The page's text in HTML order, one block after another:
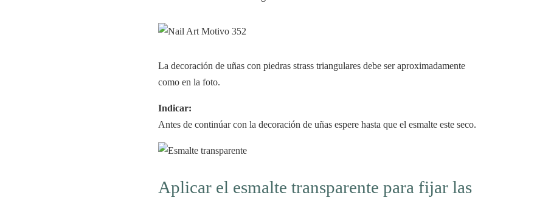
La decoración de uñas con piedras strass triangulares debe ser aproximadamente
como en la foto.
Indicar:
Antes de continúar con la decoración de uñas espere hasta que el esmalte este seco.
Aplicar el esmalte transparente para fijar las